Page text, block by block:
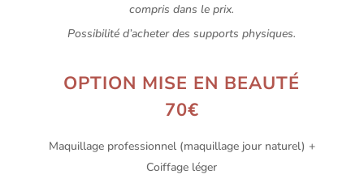
compris dans le prix.
Possibilité d’acheter des supports physiques.
OPTION MISE EN BEAUTÉ
70€
Maquillage professionnel (maquillage jour naturel) +
Coiffage léger